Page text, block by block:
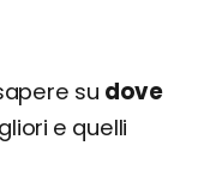
su dove
e quelli